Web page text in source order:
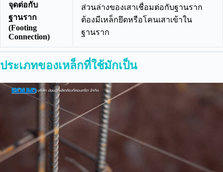
จุดต่อกับ
ฐานราก
(Footing
Connection)
ส่วนล่างของเสาเชื่อมต่อกับฐานราก
ต้องมีเหล็กยึดหรือโคนเสาเข้าใน
ฐานราก
ประเภทของเหล็กที่ใช้มักเป็น